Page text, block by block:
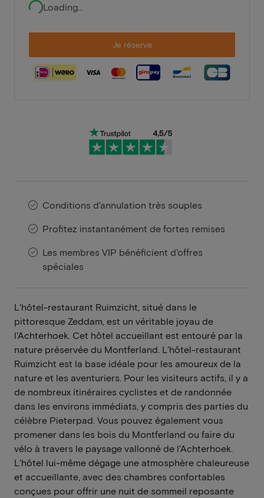
Loading...
Je réserve
Conditions d'annulation très souples
Profitez instantanément de fortes remises
Les membres VIP bénéficient d'offres
spéciales
L'hôtel-restaurant Ruimzicht, situé dans le
pittoresque Zeddam, est un véritable joyau de
l'Achterhoek. Cet hôtel accueillant est entouré par la
nature préservée du Montferland. L'hôtel-restaurant
Ruimzicht est la base idéale pour les amoureux de la
nature et les aventuriers. Pour les visiteurs actifs, il y a
de nombreux itinéraires cyclistes et de randonnée
dans les environs immédiats, y compris des parties du
célèbre Pieterpad. Vous pouvez également vous
promener dans les bois du Montferland ou faire du
vélo à travers le paysage vallonné de l'Achterhoek.
L'hôtel lui-même dégage une atmosphère chaleureuse
et accueillante, avec des chambres confortables
conçues pour offrir une nuit de sommeil reposante